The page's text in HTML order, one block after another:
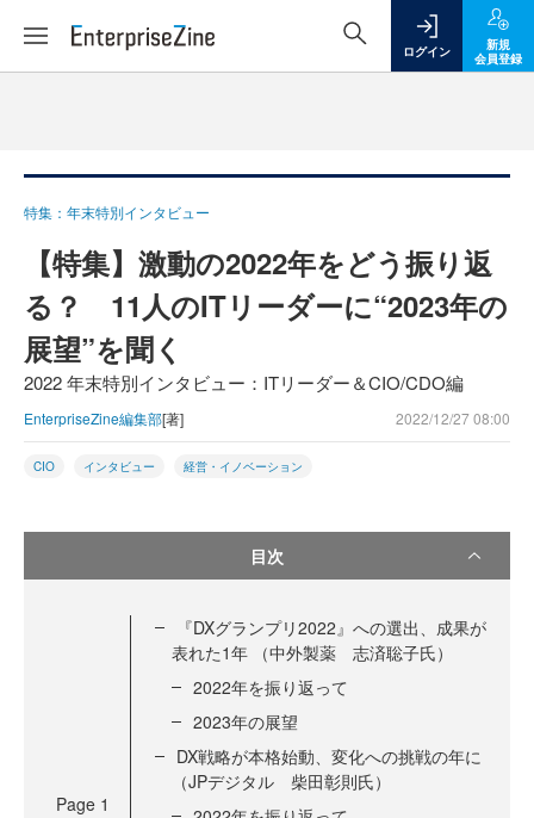
ログイン
新規
会員登録
特集：年末特別インタビュー
【特集】激動の2022年をどう振り返
る？ 11人のITリーダーに“2023年の
展望”を聞く
2022 年末特別インタビュー：ITリーダー＆CIO/CDO編
EnterpriseZine編集部[著] 2022/12/27 08:00
CIO インタビュー 経営・イノベーション
目次
Page 1
『DXグランプリ2022』への選出、成果が
表れた1年 （中外製薬 志済聡子氏）
2022年を振り返って
2023年の展望
DX戦略が本格始動、変化への挑戦の年に
（JPデジタル 柴田彰則氏）